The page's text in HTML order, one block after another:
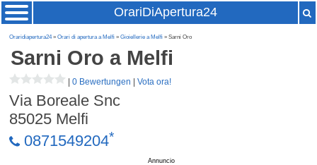
OrariDiApertura24
Oraridiapertura24»Orari di apertura a Melfi »Gioiellerie a Melfi » Sarni Oro
Sarni Oro a Melfi
|0 Bewertungen |Vota ora!
Via Boreale Snc
85025 Melfi
0871549204*
Annuncio